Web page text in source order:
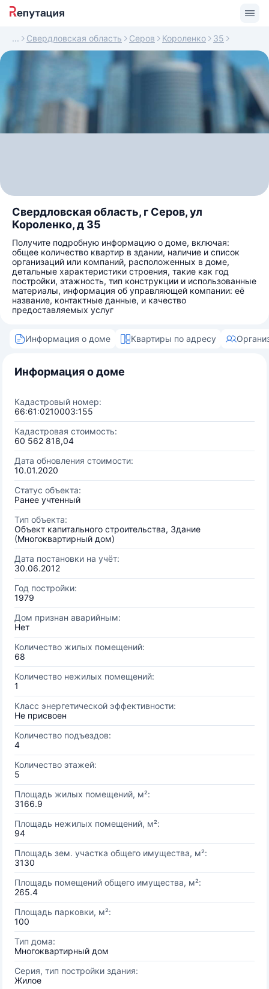
Свердловская область Серов Короленко 35
Свердловская область, г Серов, ул
Короленко, д 35
Получите подробную информацию о доме, включая:
общее количество квартир в здании, наличие и список
организаций или компаний, расположенных в доме,
детальные характеристики строения, такие как год
постройки, этажность, тип конструкции и использованные
материалы, информация об управляющей компании: её
название, контактные данные, и качество
предоставляемых услуг
Информация о доме Квартиры по адресу
Информация о доме
Кадастровый номер:
66:61:0210003:155
Кадастровая стоимость:
60 562 818,04
Дата обновления стоимости:
10.01.2020
Статус объекта:
Ранее учтенный
Тип объекта:
Объект капитального строительства, Здание
(Многоквартирный дом)
Дата постановки на учёт:
30.06.2012
Год постройки:
1979
Дом признан аварийным:
Нет
Количество жилых помещений:
68
Количество нежилых помещений:
1
Класс энергетической эффективности:
Не присвоен
Количество подъездов:
4
Количество этажей:
5
Площадь жилых помещений, м²:
3166.9
Площадь нежилых помещений, м²:
94
Площадь зем. участка общего имущества, м²:
3130
Площадь помещений общего имущества, м²:
265.4
Площадь парковки, м²:
100
Тип дома:
Многоквартирный дом
Серия, тип постройки здания:
Жилое